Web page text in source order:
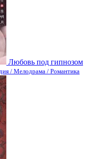
Любовь под гипнозом
/ Мелодрама / Романтика